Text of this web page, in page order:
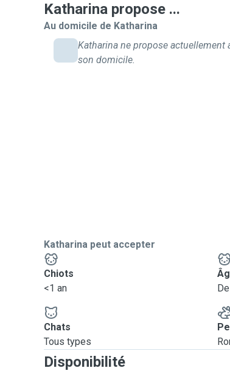
Katharina propose ...
Au domicile de Katharina
Katharina ne propose actuellement
son domicile.
Katharina peut accepter
Chiots
<1 an
Chats
Tous types
Disponibilité